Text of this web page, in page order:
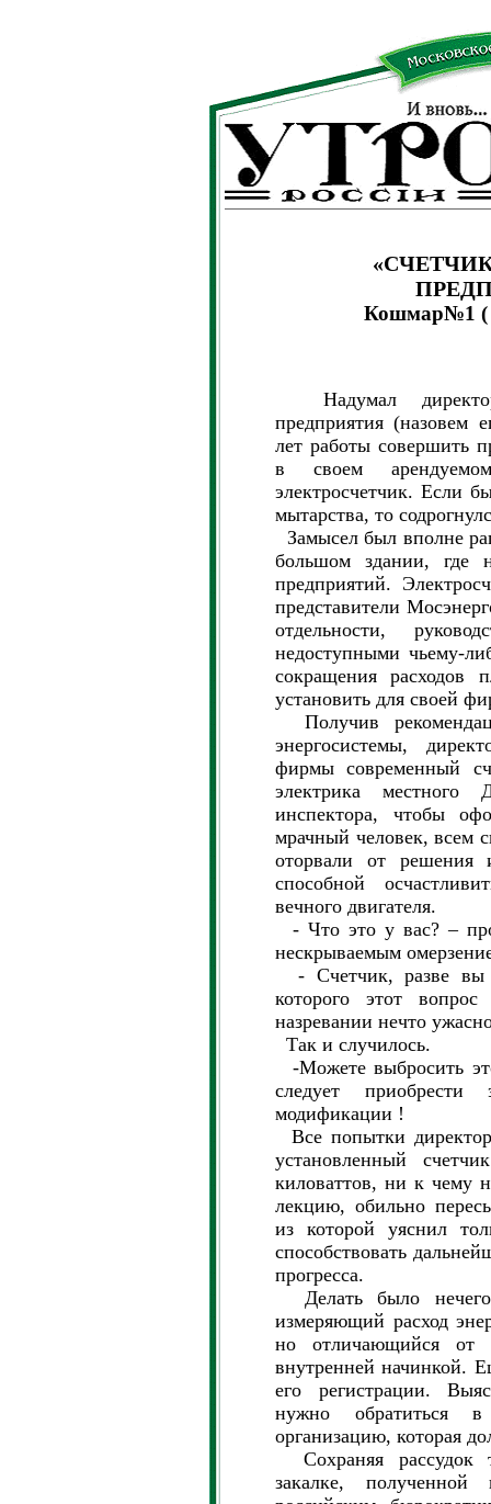
Кошмар№1 (
Надумал директор
предприятия (назовем
лет работы совершить
в своем
электросчетчик. Если
мытарства, то
Замысел был вполне
большом здании, где
предприятий.
представители
отдельности,
недоступными чьему-
сокращения
установить для своей
Получив
энергосистемы,
фирмы современный
электрика
инспектора, чтобы
мрачный человек, всем
оторвали от решения
способной
вечного двигателя.
- Что это у вас? –
нескрываемым
- Счетчик, разве вы
которого этот
назревании нечто
Так и случилось.
-Можете выбросить
следует приобрести
модификации !
Все попытки
установленный
киловаттов, ни к чему
лекцию, обильно
из которой уяснил
способствовать
прогресса.
Делать было
измеряющий расход
но отличающийся от
внутренней начинкой.
его регистрации.
нужно обратиться в
организацию, которая
Сохраняя рассудок
закалке,